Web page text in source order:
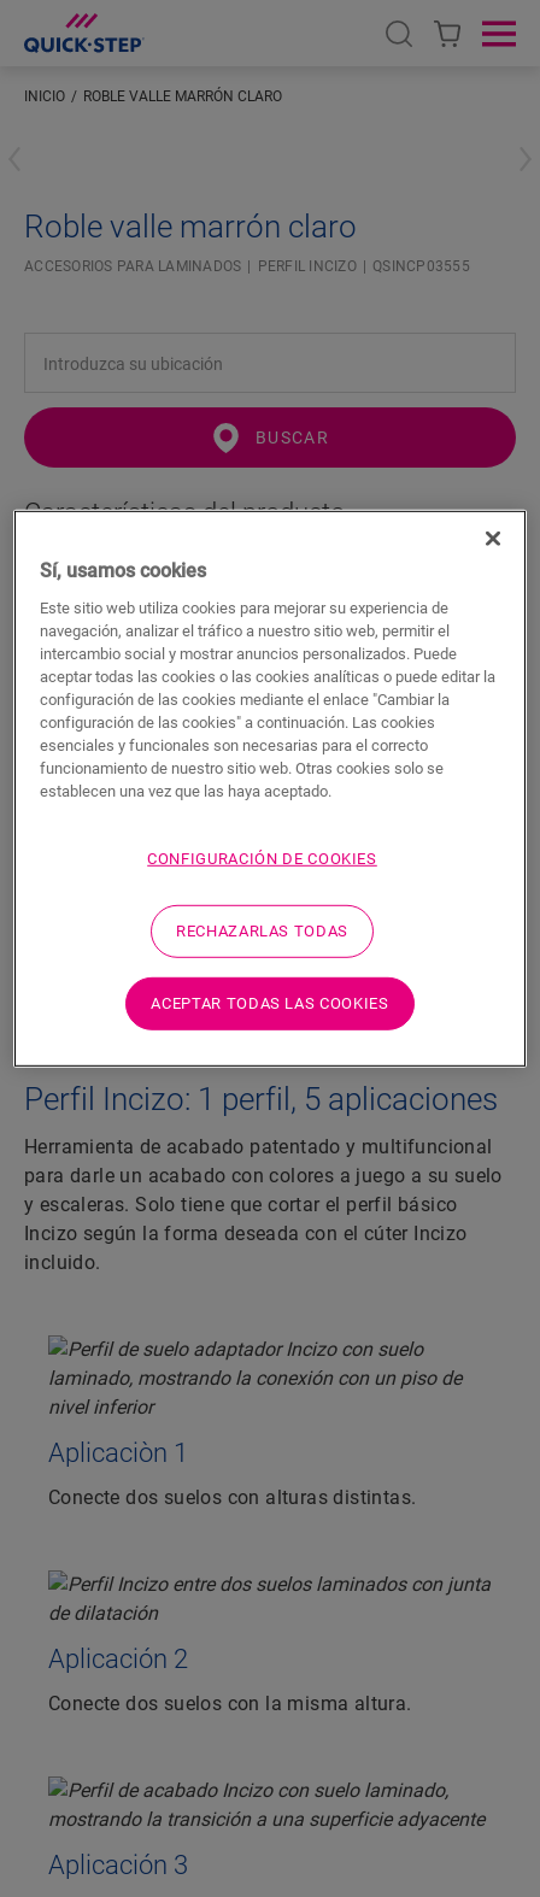
Open search
INICIO ROBLE VALLE MARRÓN CLARO
Roble valle marrón claro
ACCESORIOS PARA LAMINADOS PERFIL INCIZO QSINCP03555
BUSCAR
Características del producto
Este perfil único ofrece múltiples soluciones para rematar su
suelo, como la transición entre suelos o un remate en una
pared o ventana. Solo tiene que cortar el perfil Incizo según la
forma deseada con el cúter Incizo incluido. El perfil combina a
la perfección con el color de su suelo. Un paquete contiene un
perfil Incizo, un cúter Incizo y un riel de plástico. Para lograr
un acabado hermético en estancias húmedas, le sugerimos
que lo combine con la tira de espuma y el Hydrokit. Con el
perfil Incizo puede: 1. unir dos suelos con alturas distintas 2.
unir dos suelos con la misma altura 3. añadir un acabado al
rematar sus escaleras y peldaños
Perfil Incizo: 1 perfil, 5 aplicaciones
Herramienta de acabado patentado y multifuncional
para darle un acabado con colores a juego a su suelo
y escaleras. Solo tiene que cortar el perfil básico
Incizo según la forma deseada con el cúter Incizo
incluido.
Aplicaciòn 1
Conecte dos suelos con alturas distintas.
Aplicación 2
Conecte dos suelos con la misma altura.
Aplicación 3
Sí, usamos cookies
Este sitio web utiliza cookies para mejorar su experiencia de
navegación, analizar el tráfico a nuestro sitio web, permitir el
intercambio social y mostrar anuncios personalizados. Puede
aceptar todas las cookies o las cookies analíticas o puede editar la
configuración de las cookies mediante el enlace "Cambiar la
configuración de las cookies" a continuación. Las cookies
esenciales y funcionales son necesarias para el correcto
funcionamiento de nuestro sitio web. Otras cookies solo se
establecen una vez que las haya aceptado.
CONFIGURACIÓN DE COOKIES
RECHAZARLAS TODAS
ACEPTAR TODAS LAS COOKIES